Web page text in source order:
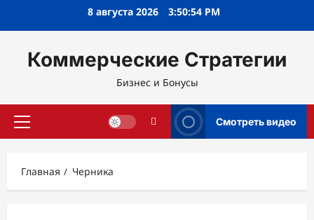
8 августа 2026 3:50:54 PM
Коммерческие Стратегии
Бизнес и Бонусы
Основное
Смотреть видео
Главная Черника